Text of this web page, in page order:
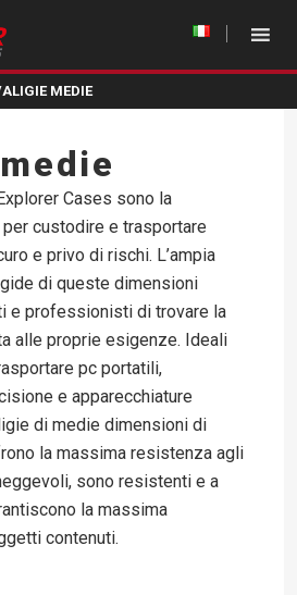
MEDIE
Cases sono la
custodire e trasportare
e privo di rischi. L’ampia
di queste dimensioni
e professionisti di trovare la
alle proprie esigenze. Ideali
pc portatili,
e apparecchiature
di medie dimensioni di
la massima resistenza agli
sono resistenti e a
la massima
contenuti.